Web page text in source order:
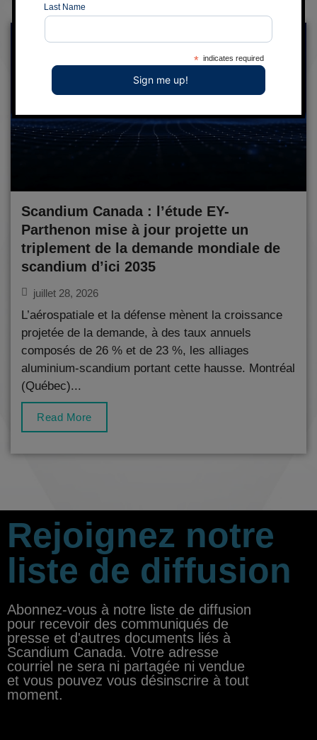
Scandium Canada : l’étude EY-
Parthenon mise à jour projette un
triplement de la demande mondiale de
scandium d’ici 2035
juillet 28, 2026
L’aérospatiale et la défense mènent la croissance
projetée de la demande, à des taux annuels
composés de 26 % et de 23 %, les alliages
aluminium-scandium portant cette hausse. Montréal
(Québec)...
Read More
Rejoignez notre
liste de diffusion
Abonnez-vous à notre liste de diffusion
pour recevoir des communiqués de
presse et d'autres documents liés à
Scandium Canada. Votre adresse
courriel ne sera ni partagée ni vendue
et vous pouvez vous désinscrire à tout
moment.
Last Name
* indicates required